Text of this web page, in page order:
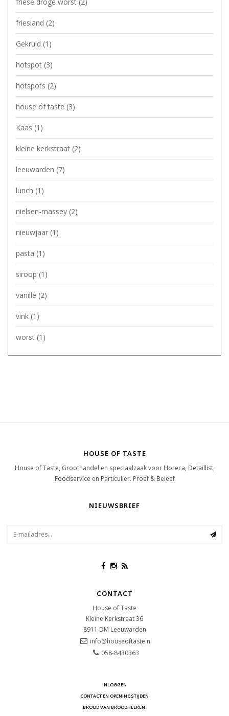
friesland (2)
Gekruid (1)
hotspot (3)
hotspots (2)
house of taste (3)
Kaas (1)
kleine kerkstraat (2)
leeuwarden (7)
lunch (1)
nielsen-massey (2)
nieuwjaar (1)
pasta (1)
siroop (1)
vanille (2)
vink (1)
worst (1)
HOUSE OF TASTE
House of Taste, Groothandel en speciaalzaak voor Horeca, Detaillist,
Foodservice en Particulier. Proef & Beleef
NIEUWSBRIEF
CONTACT
House of Taste
Kleine Kerkstraat 36
8911 DM Leeuwarden
info@houseoftaste.nl
058-8430363
INLOGGEN
CONTACT EN OPENINGSTIJDEN
BROOD VAN BROODHEEREN.